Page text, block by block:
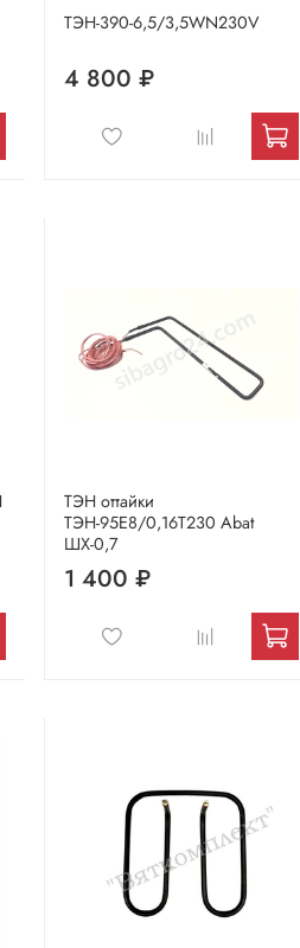
ТЭН-390-6,5/3,5WN230V
4 800 ₽
ТЭН оттайки
ТЭН-95Е8/0,16Т230 Abat
ШХ-0,7
1 400 ₽